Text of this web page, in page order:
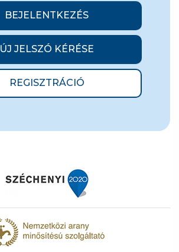
BEJELENTKEZÉS
ÚJ JELSZÓ KÉRÉSE
REGISZTRÁCIÓ